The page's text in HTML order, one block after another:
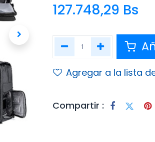
127.748,29 Bs
Agregar a la lista
Compartir :